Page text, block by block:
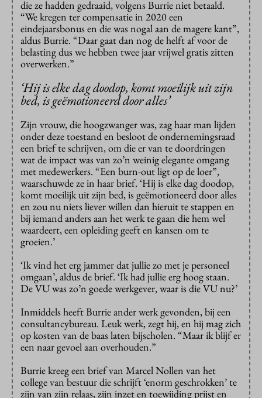
die ze hadden gedraaid, volgens Burrie niet betaald.
“We kregen ter compensatie in 2020 een
eindejaarsbonus en die was nogal aan de magere kant”,
aldus Burrie. “Daar gaat dan nog de helft af voor de
belasting dus we hebben twee jaar vrijwel gratis zitten
overwerken.”
‘Hij is elke dag doodop, komt moeilijk uit zijn
bed, is geëmotioneerd door alles’
Zijn vrouw, die hoogzwanger was, zag haar man lijden
onder deze toestand en besloot de ondernemingsraad
een brief te schrijven, om die er van te doordringen
wat de impact was van zo’n weinig elegante omgang
met medewerkers. “Een burn-out ligt op de loer”,
waarschuwde ze in haar brief. ‘Hij is elke dag doodop,
komt moeilijk uit zijn bed, is geëmotioneerd door alles
en zou nu niets liever willen dan hieruit te stappen en
bij iemand anders aan het werk te gaan die hem wel
waardeert, een opleiding geeft en kansen om te
groeien.’
‘Ik vind het erg jammer dat jullie zo met je personeel
omgaan’, aldus de brief. ‘Ik had jullie erg hoog staan.
De VU was zo’n goede werkgever, waar is die VU nu?’
Inmiddels heeft Burrie ander werk gevonden, bij een
consultancybureau. Leuk werk, zegt hij, en hij mag zich
op kosten van de baas laten bijscholen. “Maar ik blijf er
een naar gevoel aan overhouden.”
Burrie kreeg een brief van Marcel Nollen van het
college van bestuur die schrijft ‘enorm geschrokken’ te
zijn van zijn relaas, zijn inzet en toewijding prijst en